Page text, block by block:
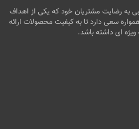
به رضایت مشتریان خود که یکی از اهداف
سعی دارد تا به کیفیت محصولات ارائه
ای داشته باشد.